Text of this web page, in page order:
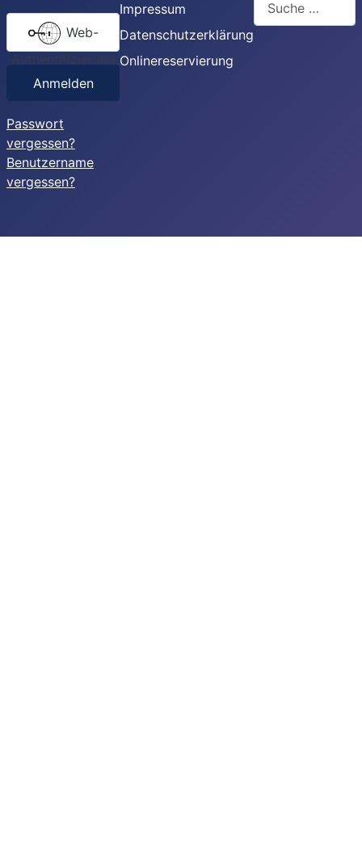
Authentifizierung
Anmelden
Passwort
vergessen?
Benutzername
vergessen?
Impressum
Datenschutzerklärung
Onlinereservierung